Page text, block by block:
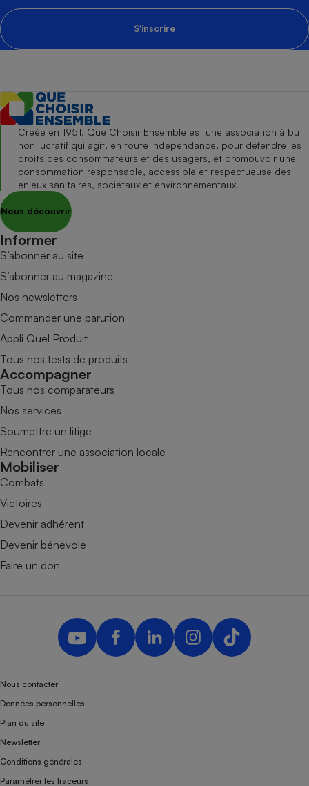
S'inscrire
Créée en 1951, Que Choisir Ensemble est une association à but
non lucratif qui agit, en toute indépendance, pour défendre les
droits des consommateurs et des usagers, et promouvoir une
consommation responsable, accessible et respectueuse des
enjeux sanitaires, sociétaux et environnementaux.
Nous découvrir
Informer
S’abonner au site
S’abonner au magazine
Nos newsletters
Commander une parution
Appli Quel Produit
Tous nos tests de produits
Accompagner
Tous nos comparateurs
Nos services
Soumettre un litige
Rencontrer une association locale
Mobiliser
Combats
Victoires
Devenir adhérent
Devenir bénévole
Faire un don
Nous contacter
Données personnelles
Plan du site
Newsletter
Conditions générales
Paramétrer les traceurs